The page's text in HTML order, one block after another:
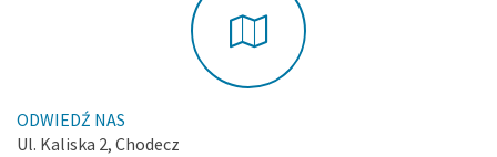
ODWIEDŹ NAS
Ul. Kaliska 2, Chodecz